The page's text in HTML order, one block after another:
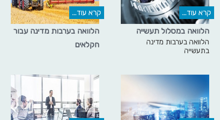
קרא עוד...
הלוואה במסלול תעשייה
הלוואה בערבות מדינה
בתעשייה
קרא עוד...
הלוואה בערבות מדינה עבור
חקלאים